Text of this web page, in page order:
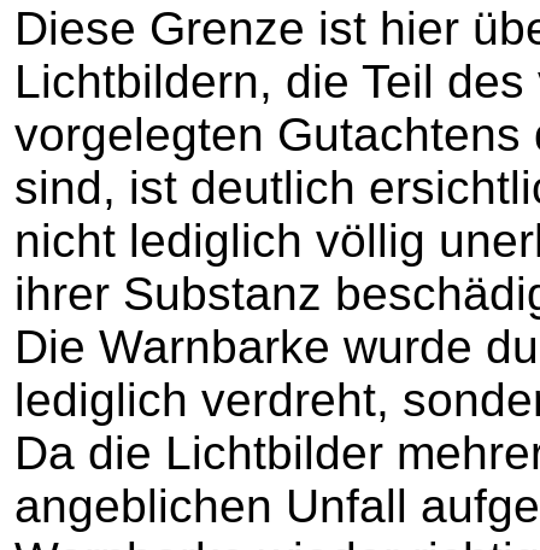
Diese Grenze ist hier
Lichtbildern, die Teil
vorgelegten
sind, ist deutlich
nicht lediglich völlig
ihrer Substanz
Die Warnbarke wurde
lediglich verdreht,
Da die Lichtbilder
angeblichen Unfall